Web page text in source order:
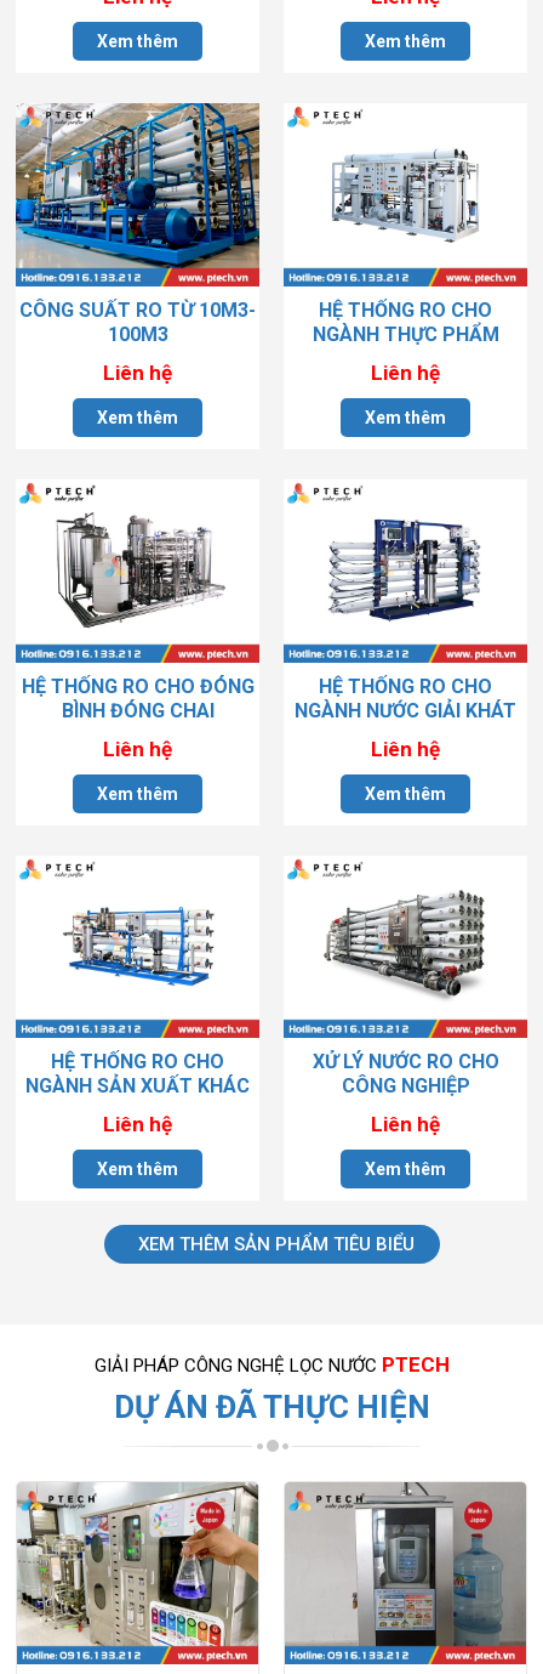
Xem thêm Xem thêm
CÔNG SUẤT RO TỪ 10M3-
100M3
Liên hệ
Xem thêm
HỆ THỐNG RO CHO
NGÀNH THỰC PHẨM
Liên hệ
Xem thêm
HỆ THỐNG RO CHO ĐÓNG
BÌNH ĐÓNG CHAI
Liên hệ
Xem thêm
HỆ THỐNG RO CHO
NGÀNH NƯỚC GIẢI KHÁT
Liên hệ
Xem thêm
HỆ THỐNG RO CHO
NGÀNH SẢN XUẤT KHÁC
Liên hệ
Xem thêm
XỬ LÝ NƯỚC RO CHO
CÔNG NGHIỆP
Liên hệ
Xem thêm
XEM THÊM SẢN PHẨM TIÊU BIỂU
GIẢI PHÁP CÔNG NGHỆ LỌC NƯỚC PTECH
DỰ ÁN ĐÃ THỰC HIỆN